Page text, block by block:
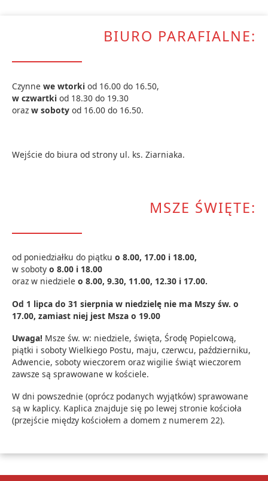
BIURO PARAFIALNE:
Czynne we wtorki od 16.00 do 16.50,
w czwartki od 18.30 do 19.30
oraz w soboty od 16.00 do 16.50.
Wejście do biura od strony ul. ks. Ziarniaka.
MSZE ŚWIĘTE:
od poniedziałku do piątku o 8.00, 17.00 i 18.00,
w soboty o 8.00 i 18.00
oraz w niedziele o 8.00, 9.30, 11.00, 12.30 i 17.00.
Od 1 lipca do 31 sierpnia w niedzielę nie ma Mszy św. o
17.00, zamiast niej jest Msza o 19.00
Uwaga! Msze św. w: niedziele, święta, Środę Popielcową,
piątki i soboty Wielkiego Postu, maju, czerwcu, październiku,
Adwencie, soboty wieczorem oraz wigilie świąt wieczorem
zawsze są sprawowane w kościele.
W dni powszednie (oprócz podanych wyjątków) sprawowane
są w kaplicy. Kaplica znajduje się po lewej stronie kościoła
(przejście między kościołem a domem z numerem 22).